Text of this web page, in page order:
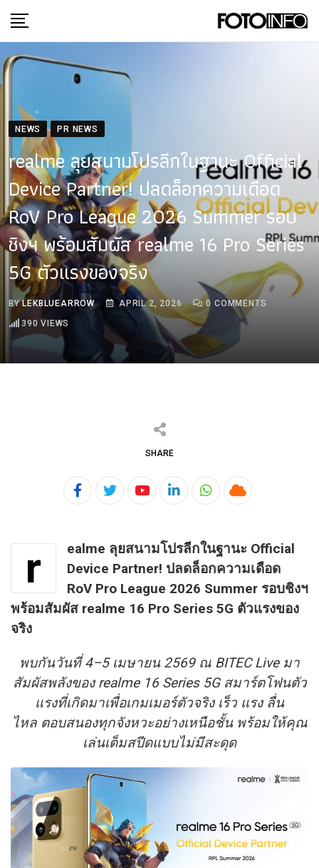
to
NEWS PR NEWS
realme ลุยสนามโปรลีกในฐานะ Official
Device Partner! ปลดล็อกความเดือด
RoV Pro League 2026 Summer รอบ
ชิงฯ พร้อมสัมผัส realme 16 Pro Series
5G ตัวแรงของจริง
BYLEKBLUEARROW APRIL 2, 2026 0 COMMENTS
390 VIEWS
SHARE
YoutubeLinkedInWhatsapp
Cloud
r
ealme ลุยสนามโปรลีกในฐานะ Official
Device Partner! ปลดล็อกความเดือด
RoV Pro League 2026 Summer รอบชิงฯ
พร้อมสัมผัส realme 16 Pro Series 5G ตัวแรงของ
จริง
พบกันวันที่ 4–5 เมษายน 2569 ณ BITEC Live มา
สัมผัสพลังของ realme 16 Series 5G สมาร์ตโฟนตัว
แรงที่เกิดมาเพื่อเกมเมอร์ตัวจริง เร็ว แรง ลื่น
ไหล ตอบสนองทุกจังหวะอย่างเหนือชั้น พร้อมให้คุณ
เล่นเต็มสปีดแบบไม่มีสะดุด